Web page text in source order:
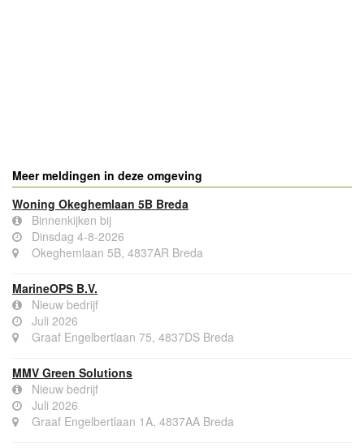
Meer meldingen in deze omgeving
Woning Okeghemlaan 5B Breda
Binnenkijken bij
Dinsdag 4-8-2026
Okeghemlaan 5B, 4837AR Breda
MarineOPS B.V.
Nieuw bedrijf
Juli 2026
Graaf Engelbertlaan 75, 4837DS Breda
MMV Green Solutions
Nieuw bedrijf
Juli 2026
Graaf Engelbertlaan 1A, 4837AA Breda